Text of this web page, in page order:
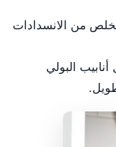
من الانسدادات
البولي